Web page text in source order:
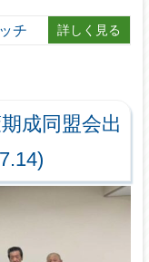
チ 詳しく見る
成同盟会出